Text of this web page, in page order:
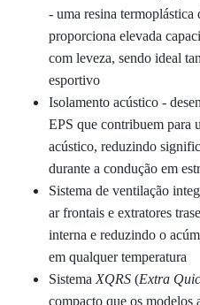
- uma resina termoplástica
proporciona elevada
com leveza, sendo ideal
esportivo
Isolamento acústico -
EPS que contribuem para
acústico, reduzindo
durante a condução em
Sistema de ventilação
ar frontais e extratores
interna e reduzindo o
em qualquer temperatura
Sistema XQRS (Extra
compacto que os modelos